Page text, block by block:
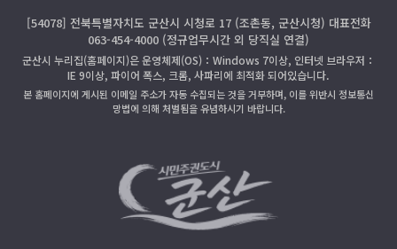
[54078] 전북특별자치도 군산시 시청로 17 (조촌동, 군산시청) 대표전화
063-454-4000 (정규업무시간 외 당직실 연결)
군산시 누리집(홈페이지)은 운영체제(OS)：Windows 7이상, 인터넷 브라우저：
IE 9이상, 파이어 폭스, 크롬, 사파리에 최적화 되어있습니다.
본 홈페이지에 게시된 이메일 주소가 자동 수집되는 것을 거부하며, 이를 위반시 정보통신
망법에 의해 처벌됨을 유념하시기 바랍니다.